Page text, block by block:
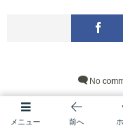
No
【20】長野県 旅の
メニュー
前へ